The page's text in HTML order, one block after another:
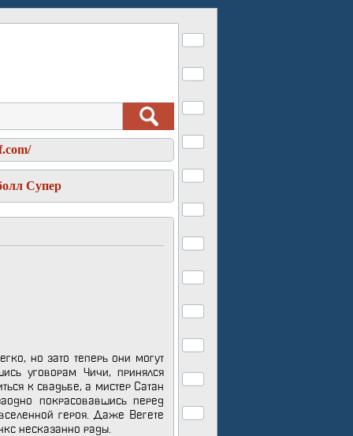
Супер
но зато теперь они могут
уговорам Чичи, принялся
к свадьбе, а мистер Сатан
покрасовавшись перед
героя. Даже Вегете
несказанно рады.